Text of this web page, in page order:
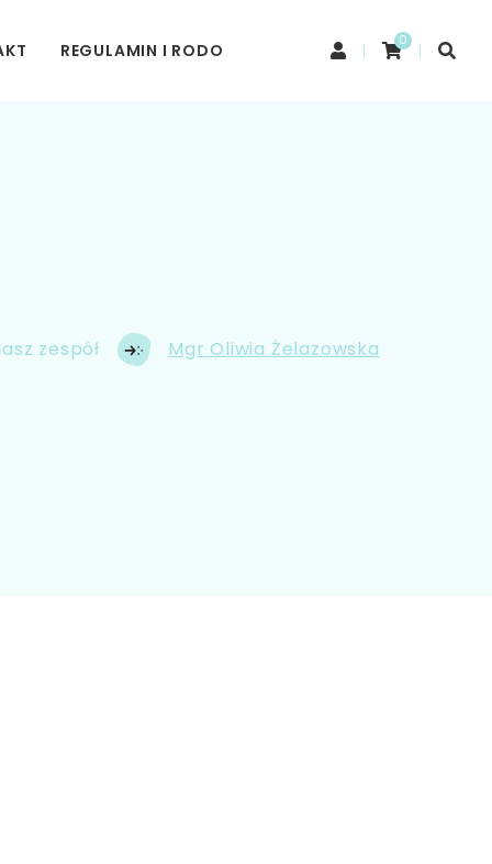
REGULAMIN I RODO
0
zespół Mgr Oliwia Żelazowska​